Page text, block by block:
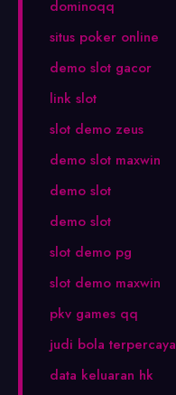
dominoqq
situs poker online
demo slot gacor
link slot
slot demo zeus
demo slot maxwin
demo slot
demo slot
slot demo pg
slot demo maxwin
pkv games qq
judi bola terpercaya
data keluaran hk